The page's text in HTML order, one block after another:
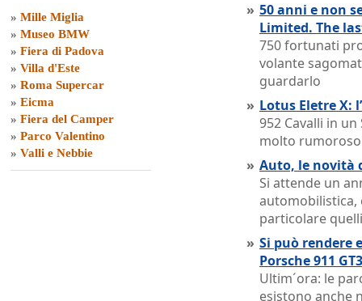
» Mille Miglia
» Museo BMW
» Fiera di Padova
» Villa d'Este
» Roma Supercar
» Eicma
» Fiera del Camper
» Parco Valentino
» Valli e Nebbie
» 50 anni e non
Limited. The
750 fortunati
volante
guardarlo
» Lotus Eletre X:
952 Cavalli in un
molto rumoroso
» Auto, le novità
Si attende un
particolare
» Si può rendere
Porsche 911
Ultim´ora: le
esistono anche